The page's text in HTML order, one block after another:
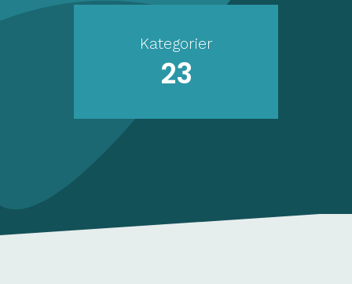
Kategorier
23